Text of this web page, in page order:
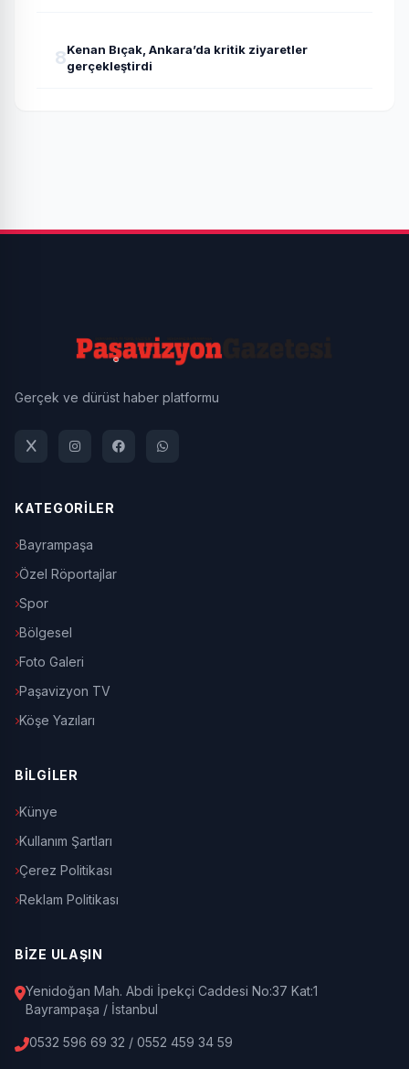
8Kenan Bıçak, Ankara’da kritik ziyaretler
gerçekleştirdi
Gerçek ve dürüst haber platformu
KATEGORİLER
Bayrampaşa
Özel Röportajlar
Spor
Bölgesel
Foto Galeri
Paşavizyon TV
Köşe Yazıları
BİLGİLER
Künye
Kullanım Şartları
Çerez Politikası
Reklam Politikası
BİZE ULAŞIN
Yenidoğan Mah. Abdi İpekçi Caddesi No:37 Kat:1
Bayrampaşa / İstanbul
0532 596 69 32 / 0552 459 34 59